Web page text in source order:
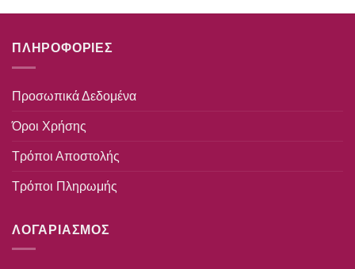
ΠΛΗΡΟΦΟΡΙΕΣ
Προσωπικά Δεδομένα
Όροι Χρήσης
Τρόποι Αποστολής
Τρόποι Πληρωμής
ΛΟΓΑΡΙΑΣΜΟΣ